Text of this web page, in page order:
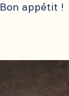
Bon appétit !